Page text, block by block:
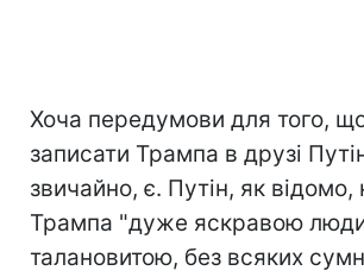
Хоча передумови для того,
записати Трампа в друзі
звичайно, є. Путін, як відомо,
Трампа "дуже яскравою
талановитою, без всяких